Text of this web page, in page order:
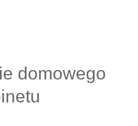
domowego